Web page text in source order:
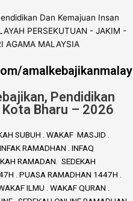
Pendidikan
Bharu – 2026
SUBUH . WAKAF MASJID .
RAMADHAN . INFAQ
RAMADAN. SEDEKAH
. PUASA RAMADHAN 1447H .
ILMU . WAKAF QURAN .